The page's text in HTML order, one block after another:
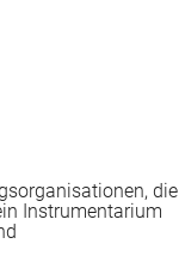
die
Instrumentarium